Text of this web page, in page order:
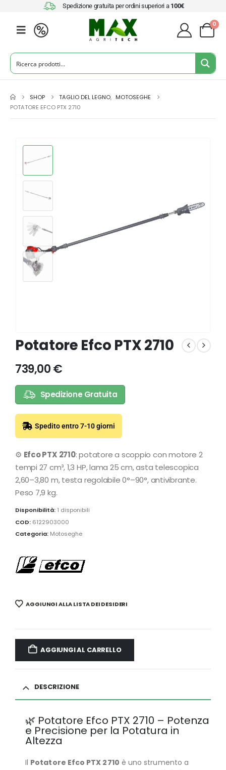
Spedizione gratuita per ordini superiori a 100€
0
SHOP TAGLIO DEL LEGNO, MOTOSEGHE
POTATORE EFCO PTX 2710
Potatore Efco PTX 2710
739,00€
Spedizione Gratuita
Spedito entro 7-10 giorni
⚙️ Efco PTX 2710: potatore a scoppio con motore 2
tempi 27 cm³, 1,3 HP, lama 25 cm, asta telescopica
2,60–3,80 m, testa regolabile 0°–90°, antivibrante.
Peso 7,9 kg.
Disponibilità: 1 disponibili
COD: 6122903000
Categoria: Motoseghe
AGGIUNGI ALLA LISTA DEI DESIDERI
AGGIUNGI AL CARRELLO
DESCRIZIONE
🌿 Potatore Efco PTX 2710 – Potenza
e Precisione per la Potatura in
Altezza
Il Potatore Efco PTX 2710 è uno strumento a